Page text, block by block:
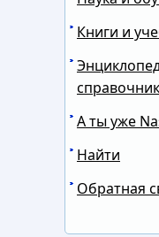
Книги и
А ты уже
Найти
Обратная